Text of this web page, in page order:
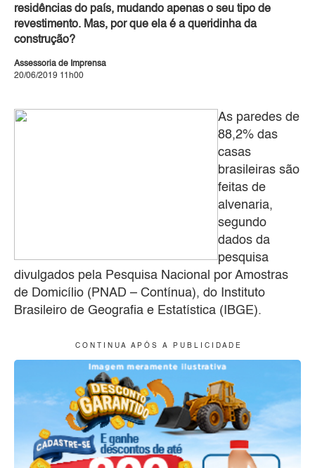
residências do país, mudando apenas o seu tipo de
revestimento. Mas, por que ela é a queridinha da
construção?
Assessoria de Imprensa
20/06/2019 11h00
As paredes de
88,2% das
casas
brasileiras são
feitas de
alvenaria,
segundo
dados da
pesquisa
divulgados pela Pesquisa Nacional por Amostras
de Domicílio (PNAD – Contínua), do Instituto
Brasileiro de Geografia e Estatística (IBGE).
C O N T I N U A A P Ó S A P U B L I C I D A D E